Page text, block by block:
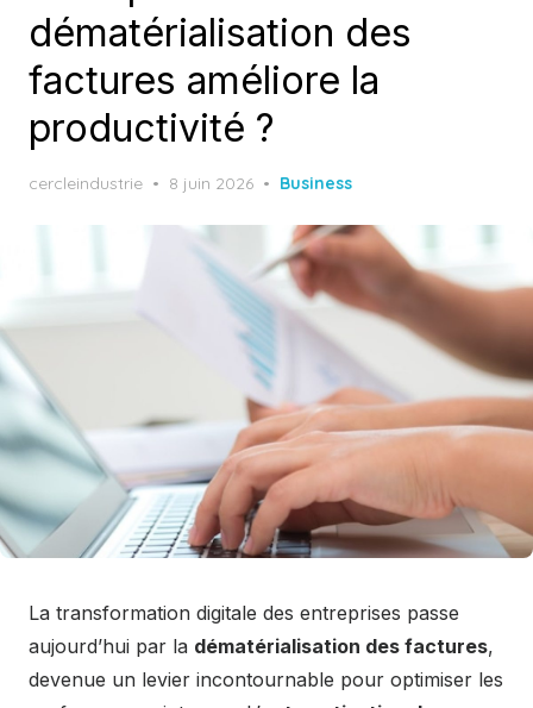
dématérialisation des
factures améliore la
productivité ?
cercleindustrie
Posted
8 juin 2026 Business
La transformation digitale des entreprises passe
aujourd’hui par la dématérialisation des factures,
devenue un levier incontournable pour optimiser les